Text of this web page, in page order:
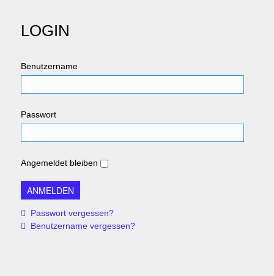
LOGIN
Benutzername
Passwort
Angemeldet bleiben
Passwort vergessen?
Benutzername vergessen?